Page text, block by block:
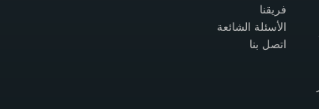
فريقنا
الأسئلة الشائعة
اتصل بنا